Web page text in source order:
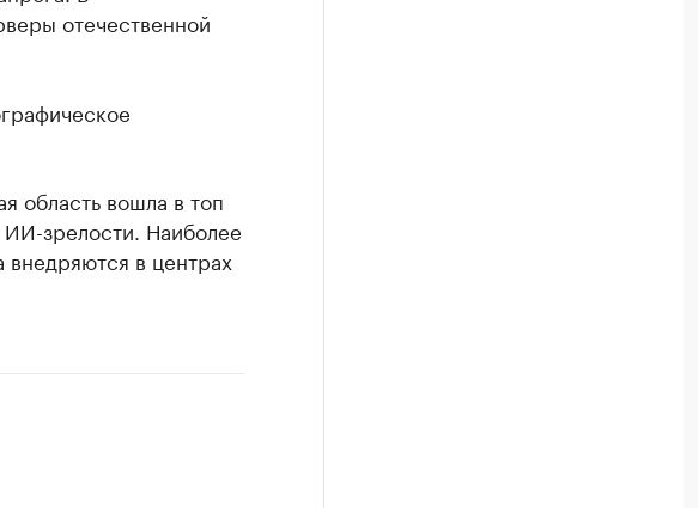
отечественной
область вошла в топ
зрелости. Наиболее
внедряются в центрах